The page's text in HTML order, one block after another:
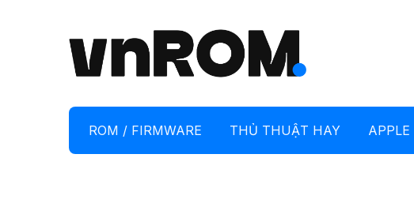
ROM / FIRMWARE THỦ THUẬT HAY APPLE